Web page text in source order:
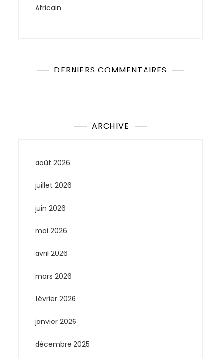
Africain
DERNIERS COMMENTAIRES
ARCHIVE
août 2026
juillet 2026
juin 2026
mai 2026
avril 2026
mars 2026
février 2026
janvier 2026
décembre 2025